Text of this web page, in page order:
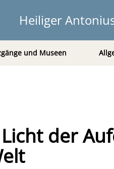
Heiliger
und Museen
der